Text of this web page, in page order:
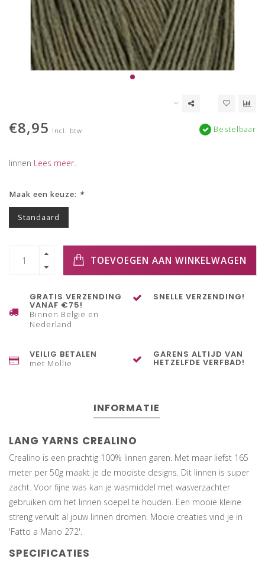
€8,95 Incl. btw Bestelbaar
linnen Lees meer..
Maak een keuze: *
Standaard
TOEVOEGEN AAN WINKELWAGEN
GRATIS VERZENDING
VANAF €75!
Binnen België en
Nederland
SNELLE VERZENDING!
VEILIG BETALEN
met Mollie
GARENS ALTIJD VAN
HETZELFDE VERFBAD!
INFORMATIE
LANG YARNS CREALINO
Crealino is een prachtig 100% linnen garen. Met maar liefst 165
meter per 50g maakt je de mooiste designs. Dit linnen is super
zacht. Voor fijne was kan je wasmiddel met wasverzachter
gebruiken om het linnen soepel te houden. Een mooie kleine
streng vervult al jouw linnen dromen. Mooie creaties vind je in
'Fatto a Mano 272'.
SPECIFICATIES